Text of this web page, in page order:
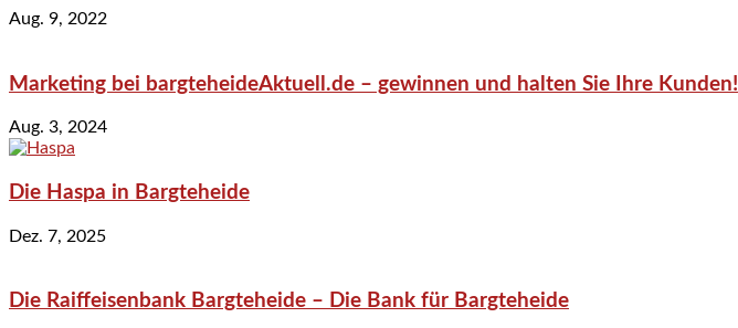
Aug. 9, 2022
Marketing bei bargteheideAktuell.de – gewinnen und halten Sie Ihre Kunden!
Aug. 3, 2024
Die Haspa in Bargteheide
Dez. 7, 2025
Die Raiffeisenbank Bargteheide – Die Bank für Bargteheide